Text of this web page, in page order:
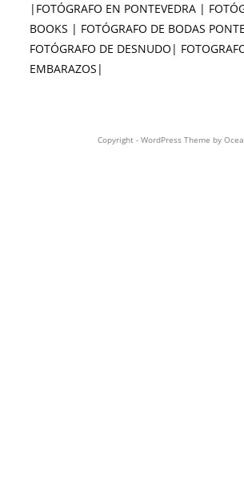
|FOTÓGRAFO EN PONTEVEDRA |
BOOKS | FOTÓGRAFO DE BODAS
FOTÓGRAFO DE DESNUDO|
EMBARAZOS|
Copyright - WordPress Theme by